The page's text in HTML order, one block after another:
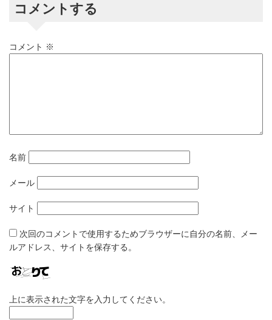
コメントする
コメント ※
名前
メール
サイト
次回のコメントで使用するためブラウザーに自分の名前、メー
ルアドレス、サイトを保存する。
上に表示された文字を入力してください。